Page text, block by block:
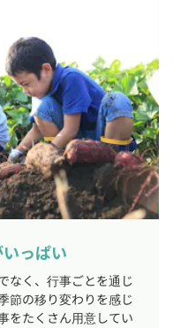
っぱい
なく、行事ごとを通じ
節の移り変わりを感じ
をたくさん用意してい